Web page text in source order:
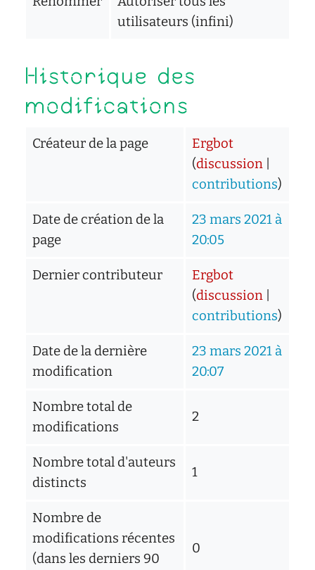
utilisateurs (infini)
Historique des
modifications
Créateur de la page
Ergbot
(discussion|
contributions)
Date de création de la
page
23 mars 2021 à
20:05
Dernier contributeur
Ergbot
(discussion|
contributions)
Date de la dernière
modification
23 mars 2021 à
20:07
Nombre total de
modifications
2
Nombre total d'auteurs
distincts
1
Nombre de
modifications récentes
(dans les derniers 90
0